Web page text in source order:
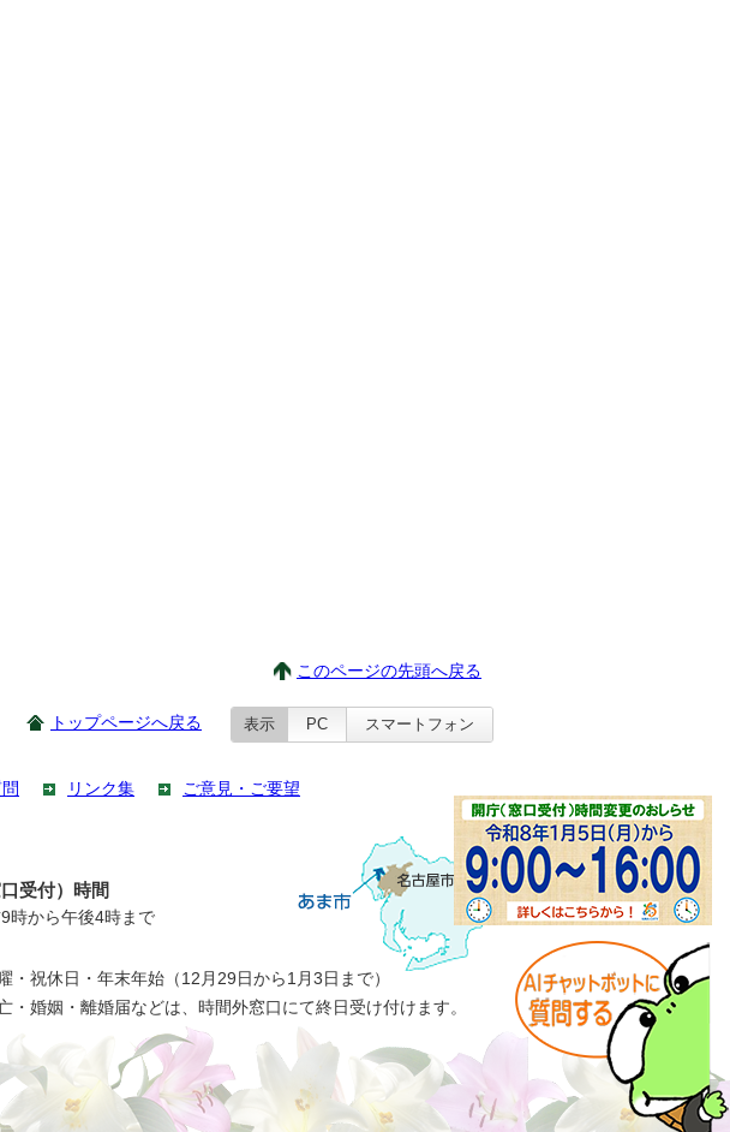
このページの先頭へ戻る
トップページへ戻る 表示 PC スマートフォン
リンク集 ご意見・ご要望
受付）時間
時から午後4時まで
・祝休日・年末年始（12月29日から1月3日まで）
・婚姻・離婚届などは、時間外窓口にて終日受け付けます。